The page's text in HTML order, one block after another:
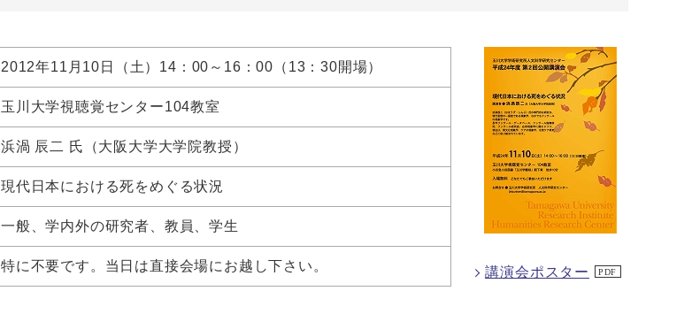
講演会ポスター
2012年11月10日（土）14：00～16：00（13：30開場）
玉川大学視聴覚センター104教室
浜渦 辰二 氏（大阪大学大学院教授）
現代日本における死をめぐる状況
一般、学内外の研究者、教員、学生
特に不要です。当日は直接会場にお越し下さい。